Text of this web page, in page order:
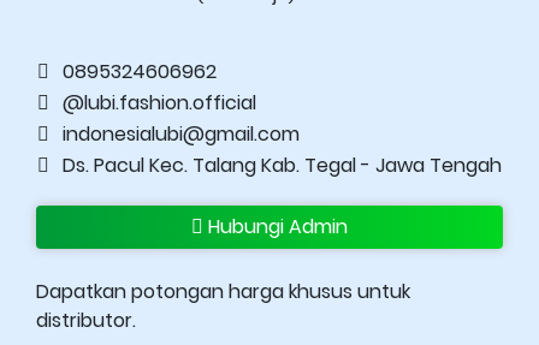
0895324606962
@lubi.fashion.official
indonesialubi@gmail.com
Ds. Pacul Kec. Talang Kab. Tegal - Jawa Tengah
Hubungi Admin
Dapatkan potongan harga khusus untuk
distributor.